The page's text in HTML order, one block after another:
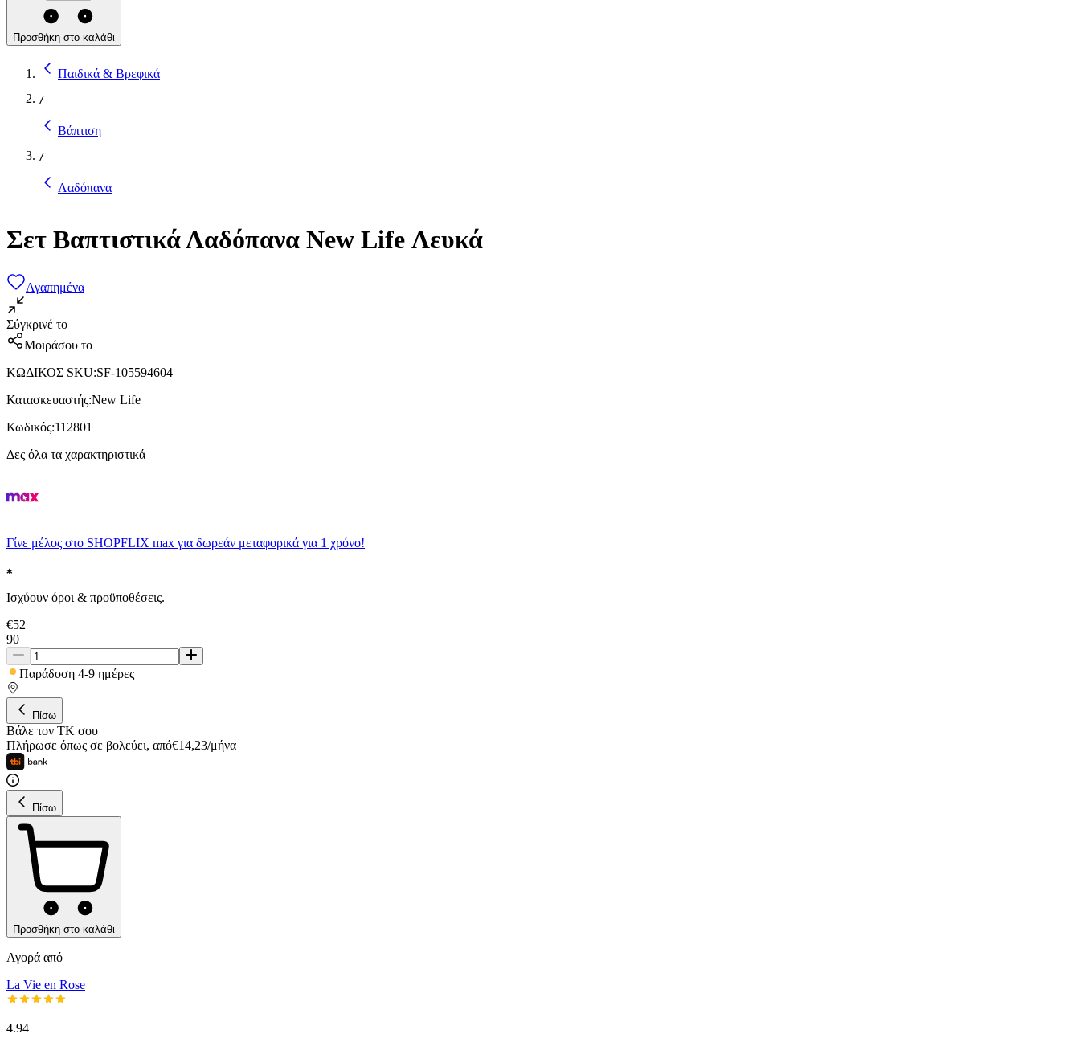
Προσθήκη στο καλάθι
Παιδικά & Βρεφικά
/
Βάπτιση
/
Λαδόπανα
Σετ Βαπτιστικά Λαδόπανα New Life Λευκά
Αγαπημένα
Σύγκρινέ το
Μοιράσου το
ΚΩΔΙΚΟΣ SKU:SF-105594604
Κατασκευαστής:New Life
Κωδικός:112801
Δες όλα τα χαρακτηριστικά
Γίνε μέλος στο SHOPFLIX max για δωρεάν μεταφορικά για 1 χρόνο!
Ισχύουν όροι & προϋποθέσεις.
€52
90
Παράδοση 4-9 ημέρες
Πίσω
Βάλε τον ΤΚ σου
Πλήρωσε όπως σε βολεύει, από€14,23/μήνα
Πίσω
Προσθήκη στο καλάθι
Αγορά από
La Vie en Rose
4.94